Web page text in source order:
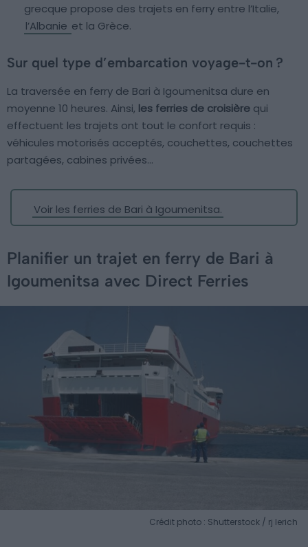
grecque propose des trajets en ferry entre l’Italie,
l’Albanie et la Grèce.
Sur quel type d’embarcation voyage-t-on ?
La traversée en ferry de Bari à Igoumenitsa dure en
moyenne 10 heures. Ainsi, les ferries de croisière qui
effectuent les trajets ont tout le confort requis :
véhicules motorisés acceptés, couchettes, couchettes
partagées, cabines privées…
Voir les ferries de Bari à Igoumenitsa.
Planifier un trajet en ferry de Bari à
Igoumenitsa avec Direct Ferries
Crédit photo : Shutterstock / rj lerich